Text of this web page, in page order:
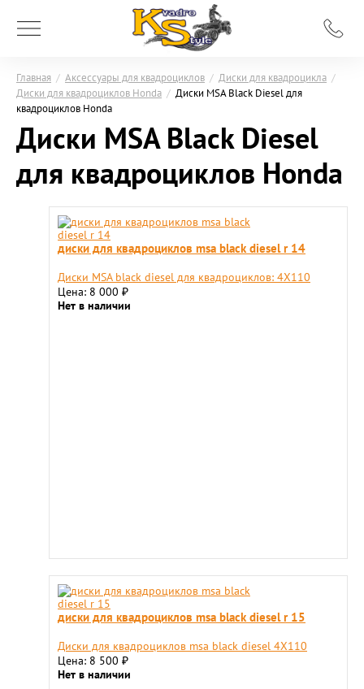
Главная / Аксессуары для квадроциклов / Диски для квадроцикла /
Диски для квадроциклов Honda / Диски MSA Black Diesel для
квадроциклов Honda
Диски MSA Black Diesel
для квадроциклов Honda
диски для квадроциклов msa black diesel r 14
Диски MSA black diesel для квадроциклов: 4X110
Цена: 8 000 ₽
Нет в наличии
диски для квадроциклов msa black diesel r 15
Диски для квадроциклов msa black diesel 4X110
Цена: 8 500 ₽
Нет в наличии